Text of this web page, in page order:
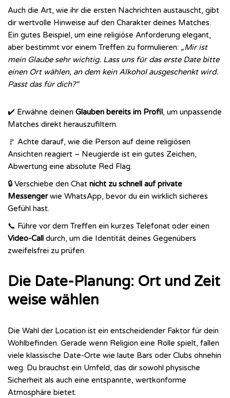
Auch die Art, wie ihr die ersten Nachrichten austauscht, gibt
dir wertvolle Hinweise auf den Charakter deines Matches.
Ein gutes Beispiel, um eine religiöse Anforderung elegant,
aber bestimmt vor einem Treffen zu formulieren: „Mir ist
mein Glaube sehr wichtig. Lass uns für das erste Date bitte
einen Ort wählen, an dem kein Alkohol ausgeschenkt wird.
Passt das für dich?“
✔️ Erwähne deinen Glauben bereits im Profil, um unpassende
Matches direkt herauszufiltern.
🚩 Achte darauf, wie die Person auf deine religiösen
Ansichten reagiert – Neugierde ist ein gutes Zeichen,
Abwertung eine absolute Red Flag.
🔒 Verschiebe den Chat nicht zu schnell auf private
Messengerwie WhatsApp, bevor du ein wirklich sicheres
Gefühl hast.
📞 Führe vor dem Treffen ein kurzes Telefonat oder einen
Video-Call durch, um die Identität deines Gegenübers
zweifelsfrei zu prüfen.
Die Date-Planung: Ort und Zeit
weise wählen
Die Wahl der Location ist ein entscheidender Faktor für dein
Wohlbefinden. Gerade wenn Religion eine Rolle spielt, fallen
viele klassische Date-Orte wie laute Bars oder Clubs ohnehin
weg. Du brauchst ein Umfeld, das dir sowohl physische
Sicherheit als auch eine entspannte, wertkonforme
Atmosphäre bietet.